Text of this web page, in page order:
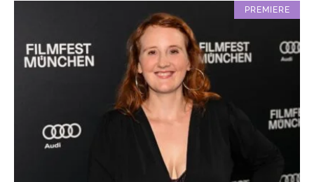
PREMIERE